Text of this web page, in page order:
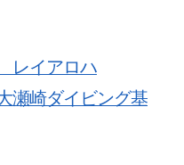
レイアロハ
瀬崎ダイビング基